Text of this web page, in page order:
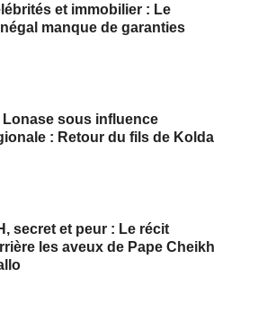
et immobilier : Le
manque de garanties
Lonase sous influence
: Retour du fils de Kolda
secret et peur : Le récit
les aveux de Pape Cheikh